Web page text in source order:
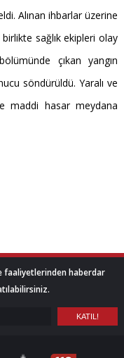
Alınan ihbarlar üzerine
sağlık ekipleri olay
çıkan yangın
söndürüldü. Yaralı ve
maddi hasar meydana
faaliyetlerinden haberdar